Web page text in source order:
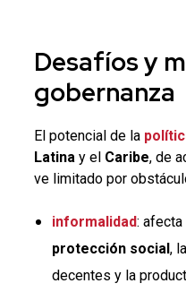
Desafíos y
gobernanza
El potencial de la
Latina y el Caribe, de
ve limitado por
informalidad: afecta
protección social,
decentes y la